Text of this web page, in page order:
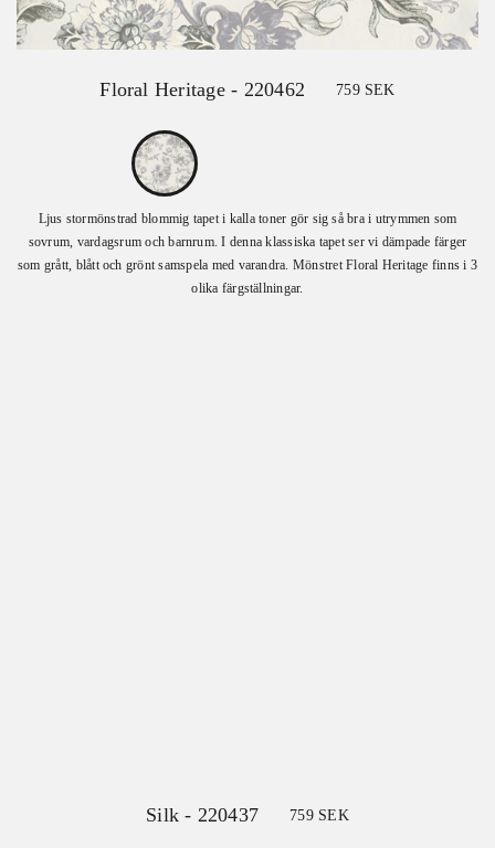
Floral Heritage - 220462 759 SEK
Ljus stormönstrad blommig tapet i kalla toner gör sig så bra i utrymmen som
sovrum, vardagsrum och barnrum. I denna klassiska tapet ser vi dämpade färger
som grått, blått och grönt samspela med varandra. Mönstret Floral Heritage finns i 3
olika färgställningar.
Silk - 220437 759 SEK